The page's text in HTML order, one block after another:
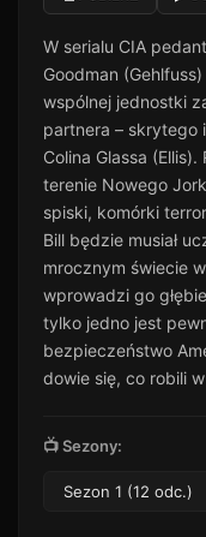
51 min · Sezon 1
12 Odcinek 12
44 min · Sezon 1
W serialu CIA
Goodman
wspólnej jednostki
partnera – skrytego
Colina Glassa
terenie Nowego
spiski, komórki
Bill będzie musiał
mrocznym świecie
wprowadzi go
tylko jedno jest
bezpieczeństwo
dowie się, co robili
📺 Sezony:
Sezon 1 (12 odc.)